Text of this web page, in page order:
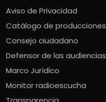
Aviso de Privacidad
Catálogo de producciones
Consejo ciudadano
Defensor de las audiencias
Marco Jurídico
Monitor radioescucha